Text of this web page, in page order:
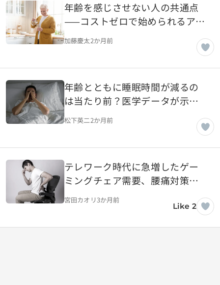
年齢を感じさせない人の共通点
——コストゼロで始められるアン
チエイジング習慣
加藤慶太2か月前
年齢とともに睡眠時間が減るの
は当たり前？医学データが示す
適切な睡眠時間とは
松下英二2か月前
テレワーク時代に急増したゲー
ミングチェア需要、腰痛対策と
しての実力は
宮田カオリ3か月前
Like 2